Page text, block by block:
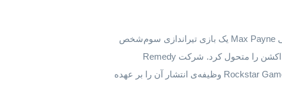
دانلود بازی Max Payne برای اندروید + دوبله فارسی Max Payne یک بازی تیراندازی سوم‌شخص
است که در سال ۲۰۰۱ منتشر شد و دنیای بازی‌های اکشن را متحول کرد. شرکت Remedy
Entertainment این بازی را طراحی کرد و کمپانی Rockstar Games وظیفه‌ی انتشار آن را بر عهده